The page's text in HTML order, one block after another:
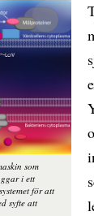
som
i ett
för att
syfte att